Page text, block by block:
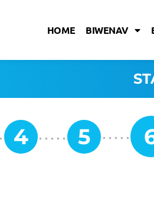
HOME BIWENAV